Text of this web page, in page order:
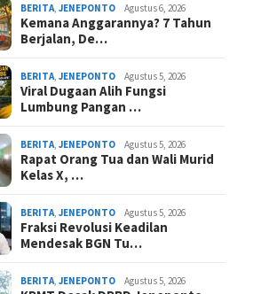
BERITA ,JENEPONTO Agustus 6, 2026
Kemana Anggarannya? 7 Tahun
Berjalan, De…
BERITA ,JENEPONTO Agustus 5, 2026
Viral Dugaan Alih Fungsi
Lumbung Pangan …
BERITA ,JENEPONTO Agustus 5, 2026
Rapat Orang Tua dan Wali Murid
Kelas X, …
BERITA ,JENEPONTO Agustus 5, 2026
Fraksi Revolusi Keadilan
Mendesak BGN Tu…
BERITA ,JENEPONTO Agustus 5, 2026